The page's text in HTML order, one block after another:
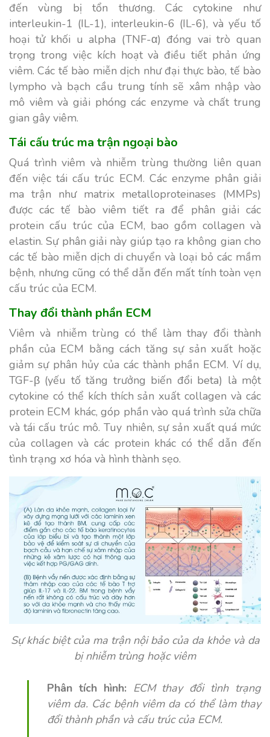
đến vùng bị tổn thương. Các cytokine như
interleukin-1 (IL-1), interleukin-6 (IL-6), và yếu tố
hoại tử khối u alpha (TNF-α) đóng vai trò quan
trọng trong việc kích hoạt và điều tiết phản ứng
viêm. Các tế bào miễn dịch như đại thực bào, tế bào
lympho và bạch cầu trung tính sẽ xâm nhập vào
mô viêm và giải phóng các enzyme và chất trung
gian gây viêm.
Tái cấu trúc ma trận ngoại bào
Quá trình viêm và nhiễm trùng thường liên quan
đến việc tái cấu trúc ECM. Các enzyme phân giải
ma trận như matrix metalloproteinases (MMPs)
được các tế bào viêm tiết ra để phân giải các
protein cấu trúc của ECM, bao gồm collagen và
elastin. Sự phân giải này giúp tạo ra không gian cho
các tế bào miễn dịch di chuyển và loại bỏ các mầm
bệnh, nhưng cũng có thể dẫn đến mất tính toàn vẹn
cấu trúc của ECM.
Thay đổi thành phần ECM
Viêm và nhiễm trùng có thể làm thay đổi thành
phần của ECM bằng cách tăng sự sản xuất hoặc
giảm sự phân hủy của các thành phần ECM. Ví dụ,
TGF-β (yếu tố tăng trưởng biến đổi beta) là một
cytokine có thể kích thích sản xuất collagen và các
protein ECM khác, góp phần vào quá trình sửa chữa
và tái cấu trúc mô. Tuy nhiên, sự sản xuất quá mức
của collagen và các protein khác có thể dẫn đến
tình trạng xơ hóa và hình thành sẹo.
Sự khác biệt của ma trận nội bảo của da khỏe và da
bị nhiễm trùng hoặc viêm
Phân tích hình: ECM thay đổi tình trạng
viêm da. Các bệnh viêm da có thể làm thay
đổi thành phần và cấu trúc của ECM.